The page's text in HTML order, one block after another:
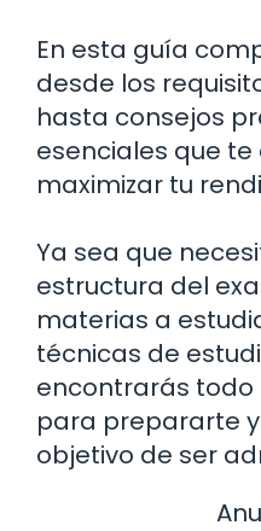
En esta guía
desde los
hasta consejos
esenciales que
maximizar tu
Ya sea que
estructura del
materias a
técnicas de
encontrarás todo
para prepararte
objetivo de ser